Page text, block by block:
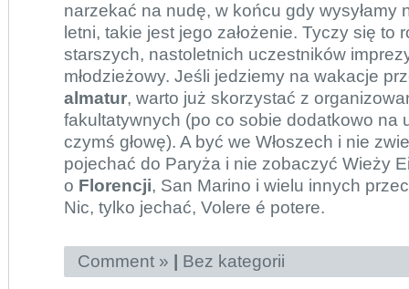
narzekać na nudę, w końcu gdy wysyłamy
letni, takie jest jego założenie. Tyczy się to
starszych, nastoletnich uczestników
młodzieżowy. Jeśli jedziemy na wakacje
almatur, warto już skorzystać z
fakultatywnych (po co sobie dodatkowo na
czymś głowę). A być we Włoszech i nie
pojechać do Paryża i nie zobaczyć Wieży
o Florencji, San Marino i wielu innych
Nic, tylko jechać, Volere é potere.
Comment » Bez kategorii